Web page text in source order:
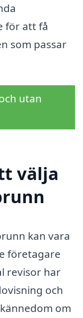
för att få
som passar
utan
välja
kan vara
företagare
revisor har
och
om